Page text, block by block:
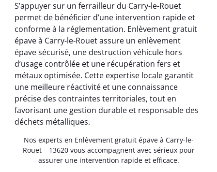
S’appuyer sur un ferrailleur du Carry-le-Rouet
permet de bénéficier d’une intervention rapide et
conforme à la réglementation. Enlèvement gratuit
épave à Carry-le-Rouet assure un enlèvement
épave sécurisé, une destruction véhicule hors
d’usage contrôlée et une récupération fers et
métaux optimisée. Cette expertise locale garantit
une meilleure réactivité et une connaissance
précise des contraintes territoriales, tout en
favorisant une gestion durable et responsable des
déchets métalliques.
Nos experts en Enlèvement gratuit épave à Carry-le-
Rouet – 13620 vous accompagnent avec sérieux pour
assurer une intervention rapide et efficace.